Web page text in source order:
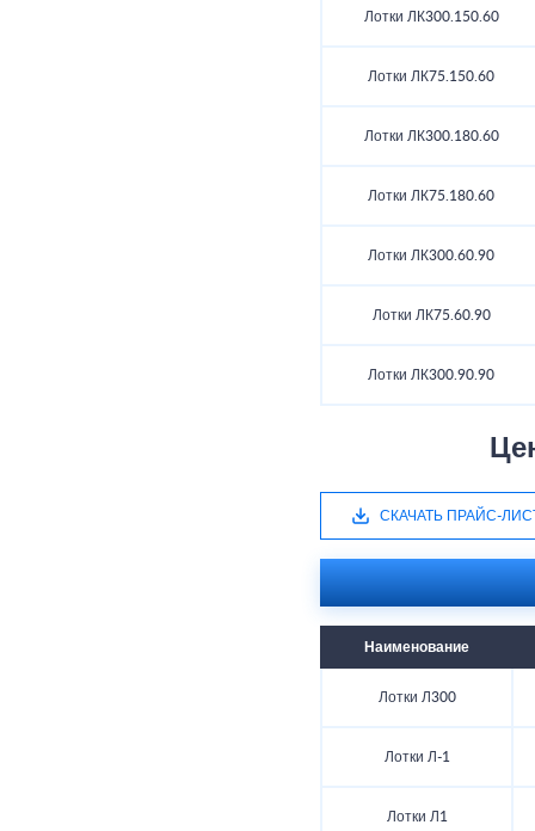
Лотки ЛК300.150.60
Лотки ЛК75.150.60
Лотки ЛК300.180.60
Лотки ЛК75.180.60
Лотки ЛК300.60.90
Лотки ЛК75.60.90
Лотки ЛК300.90.90
СКАЧАТЬ ПРАЙС-
Наименование
Лотки Л300
Лотки Л-1
Лотки Л1